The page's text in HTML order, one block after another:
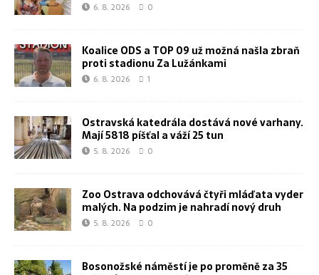
6. 8. 2026 0
Koalice ODS a TOP 09 už možná našla zbraň
proti stadionu Za Lužánkami
6. 8. 2026 1
Ostravská katedrála dostává nové varhany.
Mají 5818 píšťal a váží 25 tun
5. 8. 2026 0
Zoo Ostrava odchovává čtyři mláďata vyder
malých. Na podzim je nahradí nový druh
5. 8. 2026 0
Bosonožské náměstí je po proměně za 35